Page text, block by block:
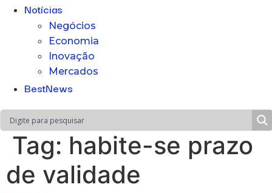
Notícias
Negócios
Economia
Inovação
Mercados
BestNews
Tag: habite-se prazo
de validade